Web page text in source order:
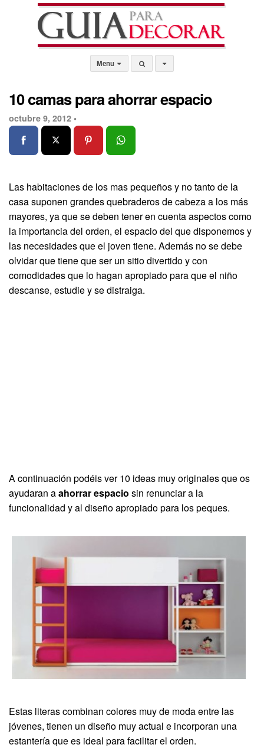
Menu
10 camas para ahorrar espacio
octubre 9, 2012 •
Las habitaciones de los mas pequeños y no tanto de la
casa suponen grandes quebraderos de cabeza a los más
mayores, ya que se deben tener en cuenta aspectos como
la importancia del orden, el espacio del que disponemos y
las necesidades que el joven tiene. Además no se debe
olvidar que tiene que ser un sitio divertido y con
comodidades que lo hagan apropiado para que el niño
descanse, estudie y se distraiga.
A continuación podéis ver 10 ideas muy originales que os
ayudaran aahorrar espacio sin renunciar a la
funcionalidad y al diseño apropiado para los peques.
Estas literas combinan colores muy de moda entre las
jóvenes, tienen un diseño muy actual e incorporan una
estantería que es ideal para facilitar el orden.